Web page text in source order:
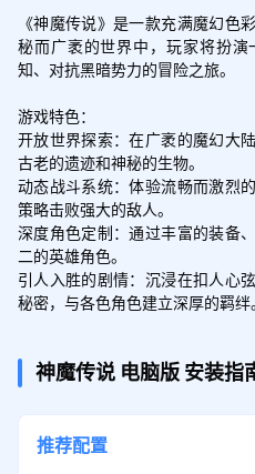
《神魔传说》是一款充满魔幻色
秘而广袤的世界中，玩家将扮
知、对抗黑暗势力的冒险之旅。
游戏特色：
开放世界探索：在广袤的魔幻大
古老的遗迹和神秘的生物。
动态战斗系统：体验流畅而激烈
策略击败强大的敌人。
深度角色定制：通过丰富的装备
二的英雄角色。
引人入胜的剧情：沉浸在扣人心
秘密，与各色角色建立深厚的羁绊。
神魔传说 电脑版 安装指
推荐配置